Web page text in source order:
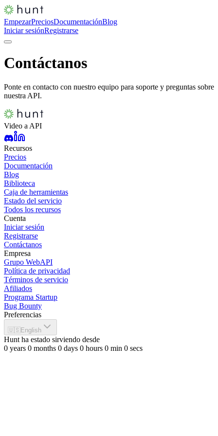
EmpezarPreciosDocumentaciónBlog
Iniciar sesiónRegistrarse
Contáctanos
Ponte en contacto con nuestro equipo para soporte y preguntas sobre
nuestra API.
Video a API
Recursos
Precios
Documentación
Blog
Biblioteca
Caja de herramientas
Estado del servicio
Todos los recursos
Cuenta
Iniciar sesión
Registrarse
Contáctanos
Empresa
Grupo WebAPI
Política de privacidad
Términos de servicio
Afiliados
Programa Startup
Bug Bounty
Preferencias
🇺🇸 English
Hunt ha estado sirviendo desde
0 years 0 months 0 days 0 hours 0 min 0 secs